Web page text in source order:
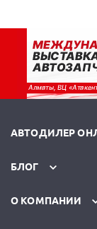
АВТОДИЛЕР
БЛОГ
О КОМПАНИИ